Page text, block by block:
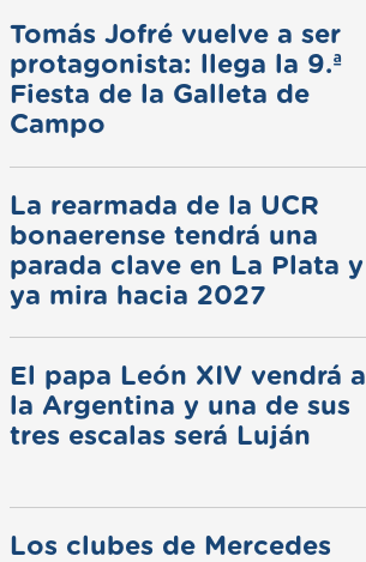
Tomás Jofré vuelve a ser
protagonista: llega la 9.ª
Fiesta de la Galleta de
Campo
La rearmada de la UCR
bonaerense tendrá una
parada clave en La Plata y
ya mira hacia 2027
El papa León XIV vendrá a
la Argentina y una de sus
tres escalas será Luján
Los clubes de Mercedes